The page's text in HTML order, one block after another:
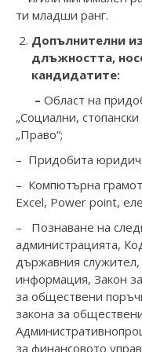
ти младши ранг.
Допълнителни
длъжността,
кандидатите:
– Област на
„Социални,
„Право“;
– Придобита
– Компютърна
Excel, Power point,
– Познаване на
администрацията,
държавния
информация, Закон
за обществени
закона за
за финансовото